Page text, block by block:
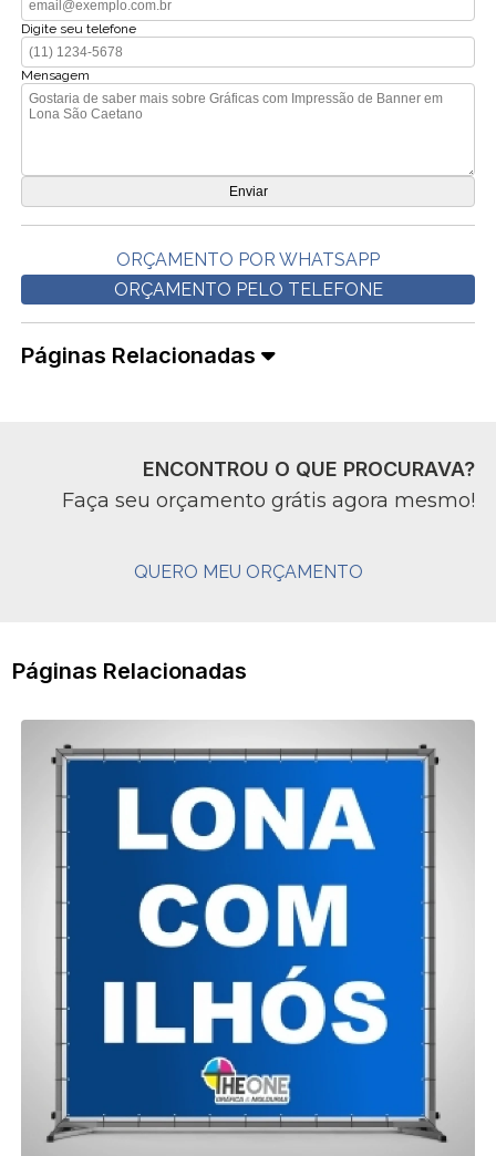
Digite seu telefone
Mensagem
ORÇAMENTO POR WHATSAPP
ORÇAMENTO PELO TELEFONE
Páginas Relacionadas
ENCONTROU O QUE PROCURAVA?
Faça seu orçamento grátis agora mesmo!
QUERO MEU ORÇAMENTO
Páginas Relacionadas